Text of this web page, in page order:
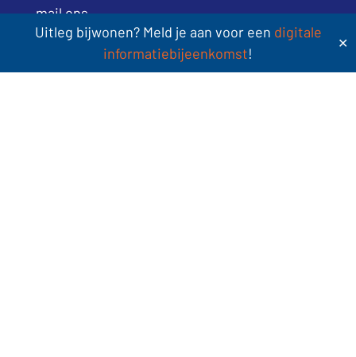
Uitleg bijwonen? Meld je aan voor een digitale
informatiebijeenkomst!
✕
mail ons
Sint Jacobsstraat 400-420
3511 BT Utrecht